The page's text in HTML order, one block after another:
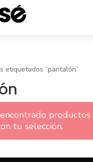
etiquetados “pantalón”
productos
tu selección.